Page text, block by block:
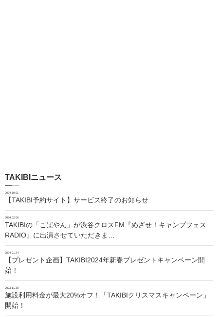
TAKIBIニュース
2024.10.01
【TAKIBI予約サイト】サービス終了のお知らせ
2024.02.06
TAKIBIの「こばやん」が渋谷クロスFM『めざせ！キャンプフェス
RADIO』に出演させていただきま…
2024.01.24
【プレゼント企画】TAKIBI2024年新春プレゼントキャンペーン開
始！
2023.11.30
施設利用料金が最大20%オフ！「TAKIBIクリスマスキャンペーン」
開始！